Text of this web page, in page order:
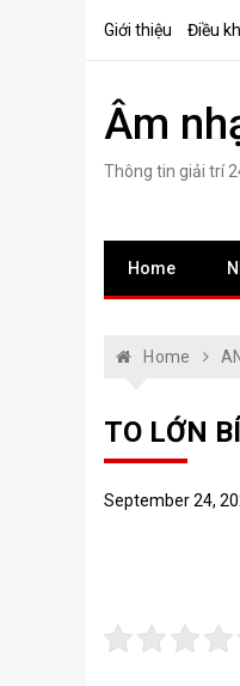
Giới thiệu Điều
Âm
Thông tin giải trí
Home
Home
TO LỚN
September 24,